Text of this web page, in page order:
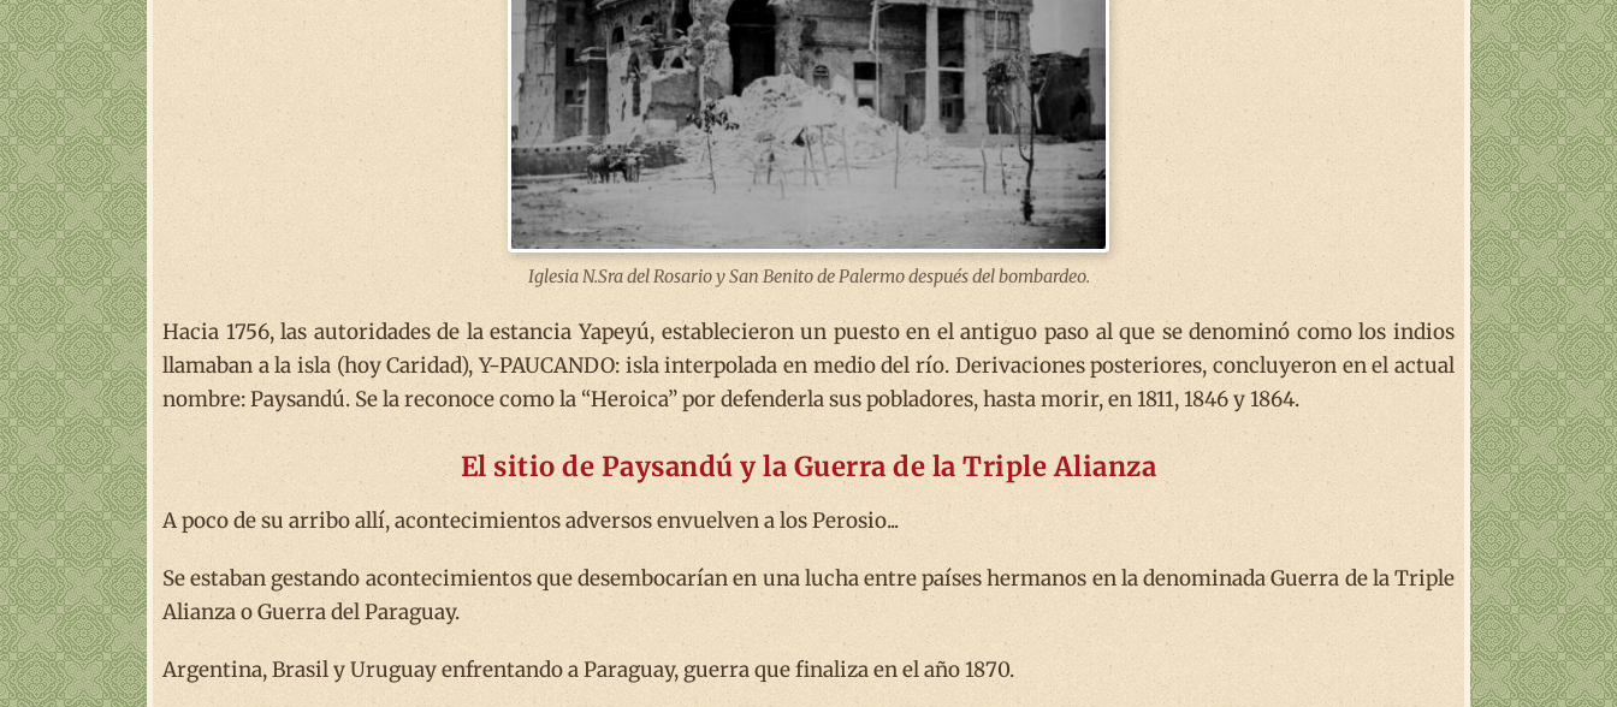
Iglesia N.Sra del Rosario y San Benito de Palermo después del bombardeo.
Hacia 1756, las autoridades de la estancia Yapeyú, establecieron un puesto en el antiguo paso al que se denominó como los indios
llamaban a la isla (hoy Caridad), Y-PAUCANDO: isla interpolada en medio del río. Derivaciones posteriores, concluyeron en el actual
nombre: Paysandú. Se la reconoce como la “Heroica” por defenderla sus pobladores, hasta morir, en 1811, 1846 y 1864.
El sitio de Paysandú y la Guerra de la Triple Alianza
A poco de su arribo allí, acontecimientos adversos envuelven a los Perosio...
Se estaban gestando acontecimientos que desembocarían en una lucha entre países hermanos en la denominada Guerra de la Triple
Alianza o Guerra del Paraguay.
Argentina, Brasil y Uruguay enfrentando a Paraguay, guerra que finaliza en el año 1870.